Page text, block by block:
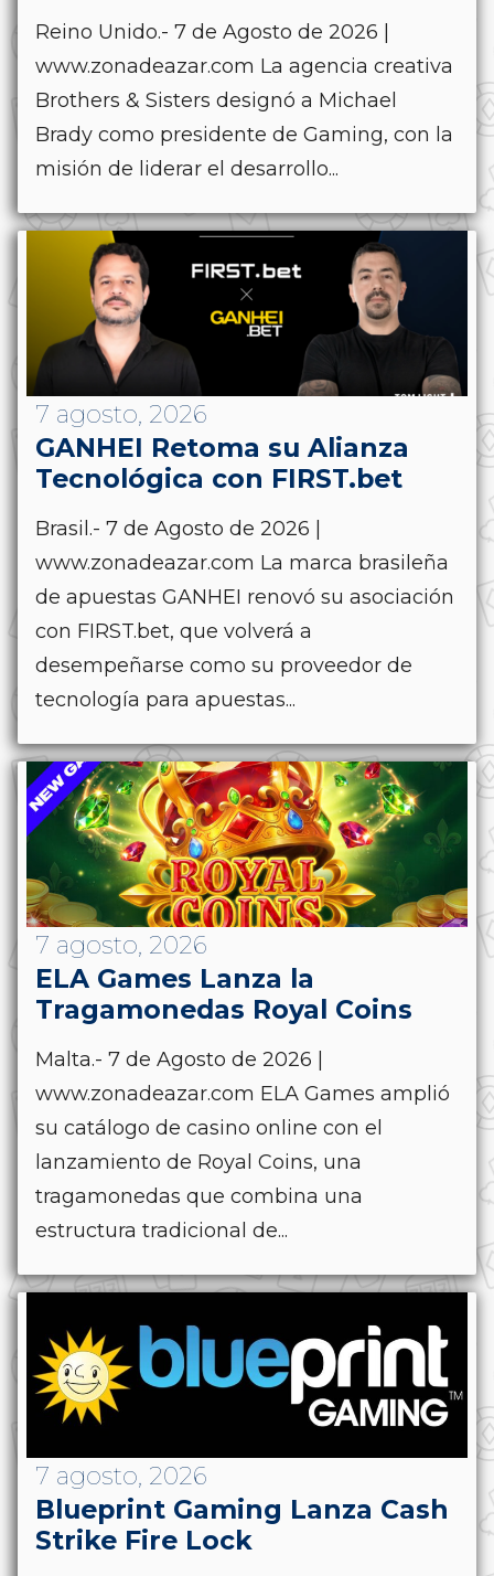
Reino Unido.- 7 de Agosto de 2026 |
www.zonadeazar.com La agencia creativa
Brothers & Sisters designó a Michael
Brady como presidente de Gaming, con la
misión de liderar el desarrollo...
7 agosto, 2026
GANHEI Retoma su Alianza
Tecnológica con FIRST.bet
Brasil.- 7 de Agosto de 2026 |
www.zonadeazar.com La marca brasileña
de apuestas GANHEI renovó su asociación
con FIRST.bet, que volverá a
desempeñarse como su proveedor de
tecnología para apuestas...
7 agosto, 2026
ELA Games Lanza la
Tragamonedas Royal Coins
Malta.- 7 de Agosto de 2026 |
www.zonadeazar.com ELA Games amplió
su catálogo de casino online con el
lanzamiento de Royal Coins, una
tragamonedas que combina una
estructura tradicional de...
7 agosto, 2026
Blueprint Gaming Lanza Cash
Strike Fire Lock